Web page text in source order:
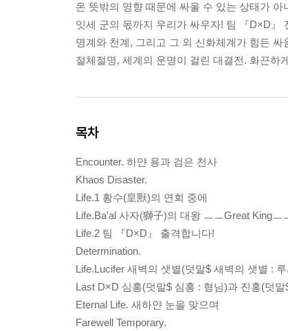
온 뜻밖의 영향 때문에 싸울 수 있는 상태가 아
잇세 군의 몫까지 우리가 싸우자! 팀 『D×D』
명계와 천계, 그리고 그 외 신화체계가 힘든
절체절명, 세계의 운명이 걸린 대결전. 화끈하
목차
Encounter. 하얀 용과 검은 천사
Khaos Disaster.
Life.1 황수(皇獸)의 연회 중에
Life.Ba'al 사자(獅子)의 대왕 ㅡㅡGreat Kingㅡ
Life.2 팀 『D×D』 출격합니다!
Determination.
Life.Lucifer 새벽의 샛별(덧말$ 새벽의 샛별 :
Last D×D 심홍(덧말$ 심홍 : 형님)과 진홍(덧
Eternal Life. 새하얀 눈을 맞으며
Farewell Temporary.